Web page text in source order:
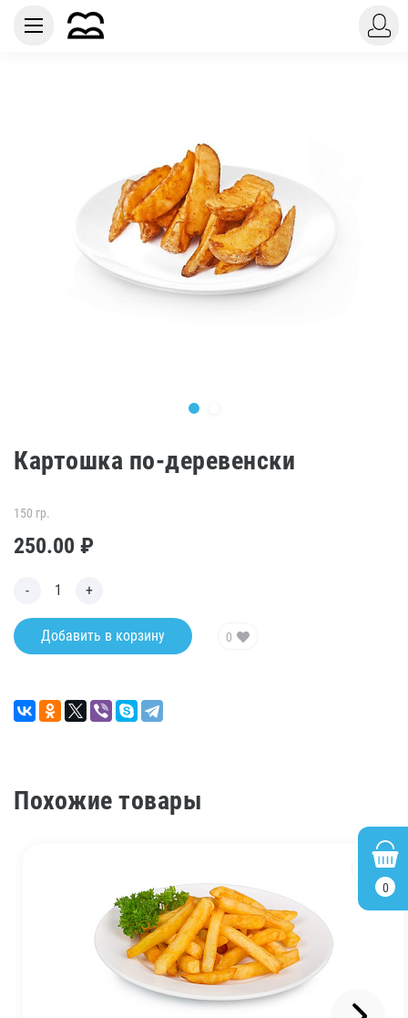
0
Картошка по-деревенски
150 гр.
250.00 ₽
Добавить в корзину 0
Похожие товары